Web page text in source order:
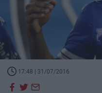
17:48 | 31/07/2016